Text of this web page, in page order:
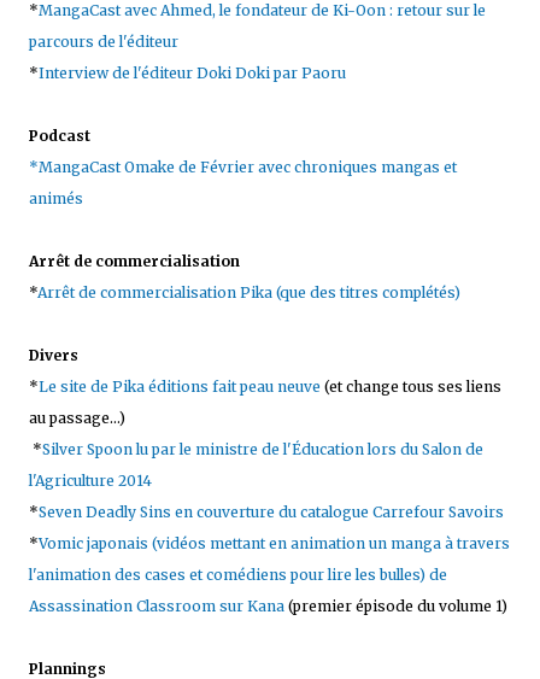
*MangaCast avec Ahmed, le fondateur de Ki-Oon : retour sur le
parcours de l'éditeur
*Interview de l'éditeur Doki Doki par Paoru
Podcast
*MangaCast Omake de Février avec chroniques mangas et
animés
Arrêt de commercialisation
*Arrêt de commercialisation Pika (que des titres complétés)
Divers
*Le site de Pika éditions fait peau neuve (et change tous ses liens
au passage...)
*Silver Spoon lu par le ministre de l'Éducation lors du Salon de
l'Agriculture 2014
*Seven Deadly Sins en couverture du catalogue Carrefour Savoirs
*Vomic japonais (vidéos mettant en animation un manga à travers
l'animation des cases et comédiens pour lire les bulles) de
Assassination Classroom sur Kana (premier épisode du volume 1)
Plannings